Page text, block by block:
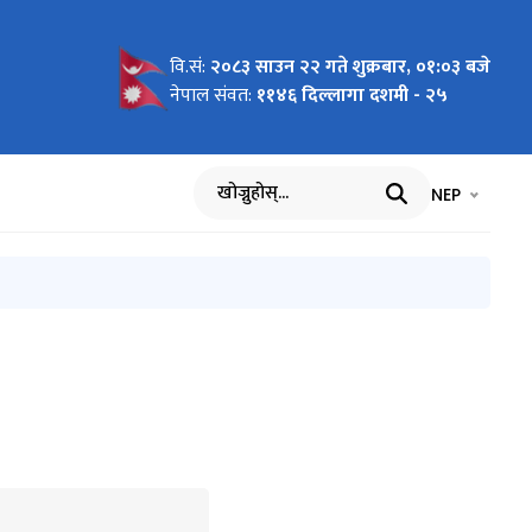
वि.सं: २०८३ साउन २२ गते शुक्रबार, ०१:०३ बजे
नेपाल संवत: ११४६ दिल्लागा दशमी - २५
खोज्नुहोस् भाषा चयन
NEP